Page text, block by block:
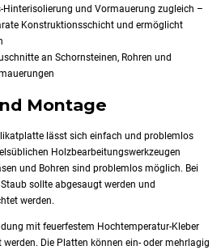
Hinterisolierung und Vormauerung zugleich –
Konstruktionsschicht und ermöglicht
an Schornsteinen, Rohren und
Montage
lässt sich einfach und problemlos
Holzbearbeitungswerkzeugen
und Bohren sind problemlos möglich. Bei
sollte abgesaugt werden und
werden.
mit feuerfestem Hochtemperatur-Kleber
werden. Die Platten können ein- oder mehrlagig